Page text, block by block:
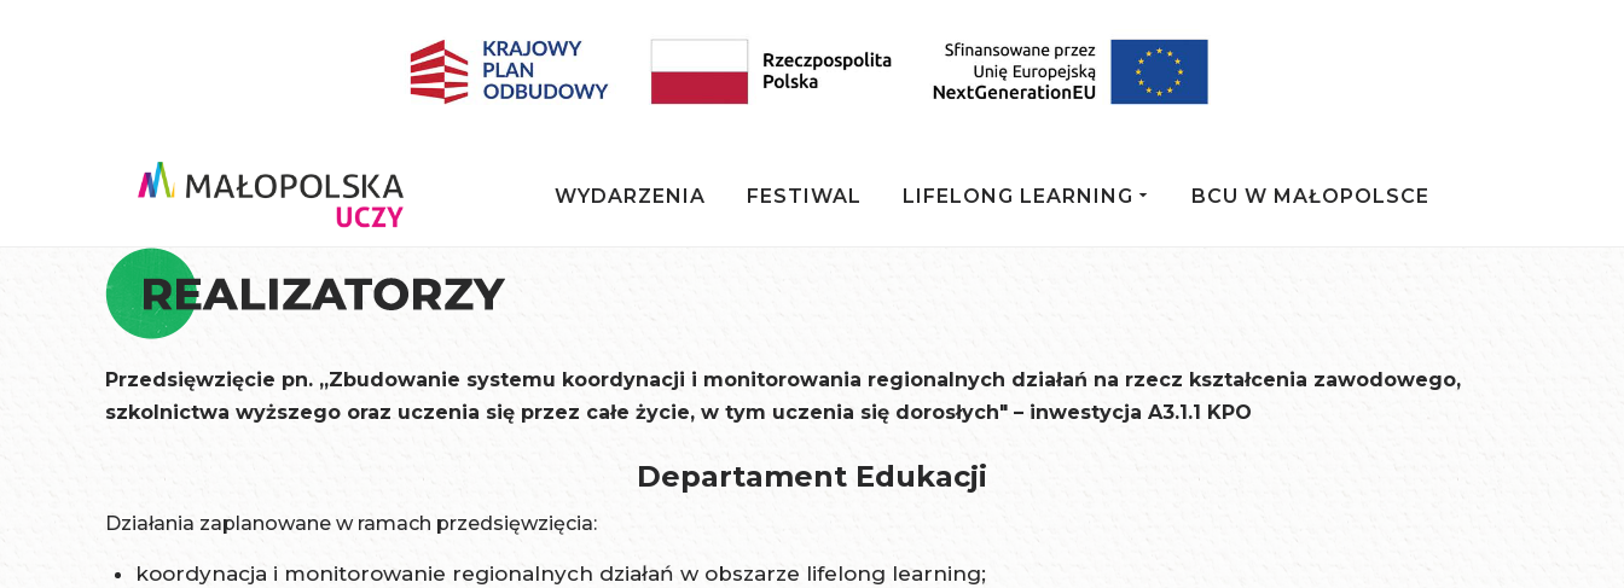
WYDARZENIA FESTIWAL LIFELONG LEARNING BCU W MAŁOPOLSCE
Realizatorzy
Przedsięwzięcie pn. „Zbudowanie systemu koordynacji i monitorowania regionalnych działań na rzecz kształcenia zawodowego,
szkolnictwa wyższego oraz uczenia się przez całe życie, w tym uczenia się dorosłych" – inwestycja A3.1.1 KPO
Departament Edukacji
Działania zaplanowane w ramach przedsięwzięcia:
koordynacja i monitorowanie regionalnych działań w obszarze lifelong learning;